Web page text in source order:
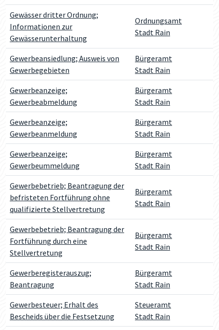
Gewässer dritter Ordnung;
Informationen zur
Gewässerunterhaltung
Ordnungsamt
Stadt Rain
Gewerbeansiedlung; Ausweis von
Gewerbegebieten
Bürgeramt
Stadt Rain
Gewerbeanzeige;
Gewerbeabmeldung
Bürgeramt
Stadt Rain
Gewerbeanzeige;
Gewerbeanmeldung
Bürgeramt
Stadt Rain
Gewerbeanzeige;
Gewerbeummeldung
Bürgeramt
Stadt Rain
Gewerbebetrieb; Beantragung der
befristeten Fortführung ohne
qualifizierte Stellvertretung
Bürgeramt
Stadt Rain
Gewerbebetrieb; Beantragung der
Fortführung durch eine
Stellvertretung
Bürgeramt
Stadt Rain
Gewerberegisterauszug;
Beantragung
Bürgeramt
Stadt Rain
Gewerbesteuer; Erhalt des
Bescheids über die Festsetzung
Steueramt
Stadt Rain